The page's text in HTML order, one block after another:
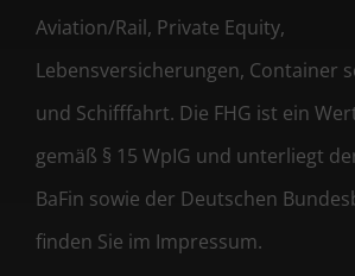
Aviation/Rail, Private Equity,
Lebensversicherungen, Container
und Schifffahrt. Die FHG ist ein
gemäß § 15 WpIG und unterliegt
BaFin sowie der Deutschen
finden Sie im Impressum.